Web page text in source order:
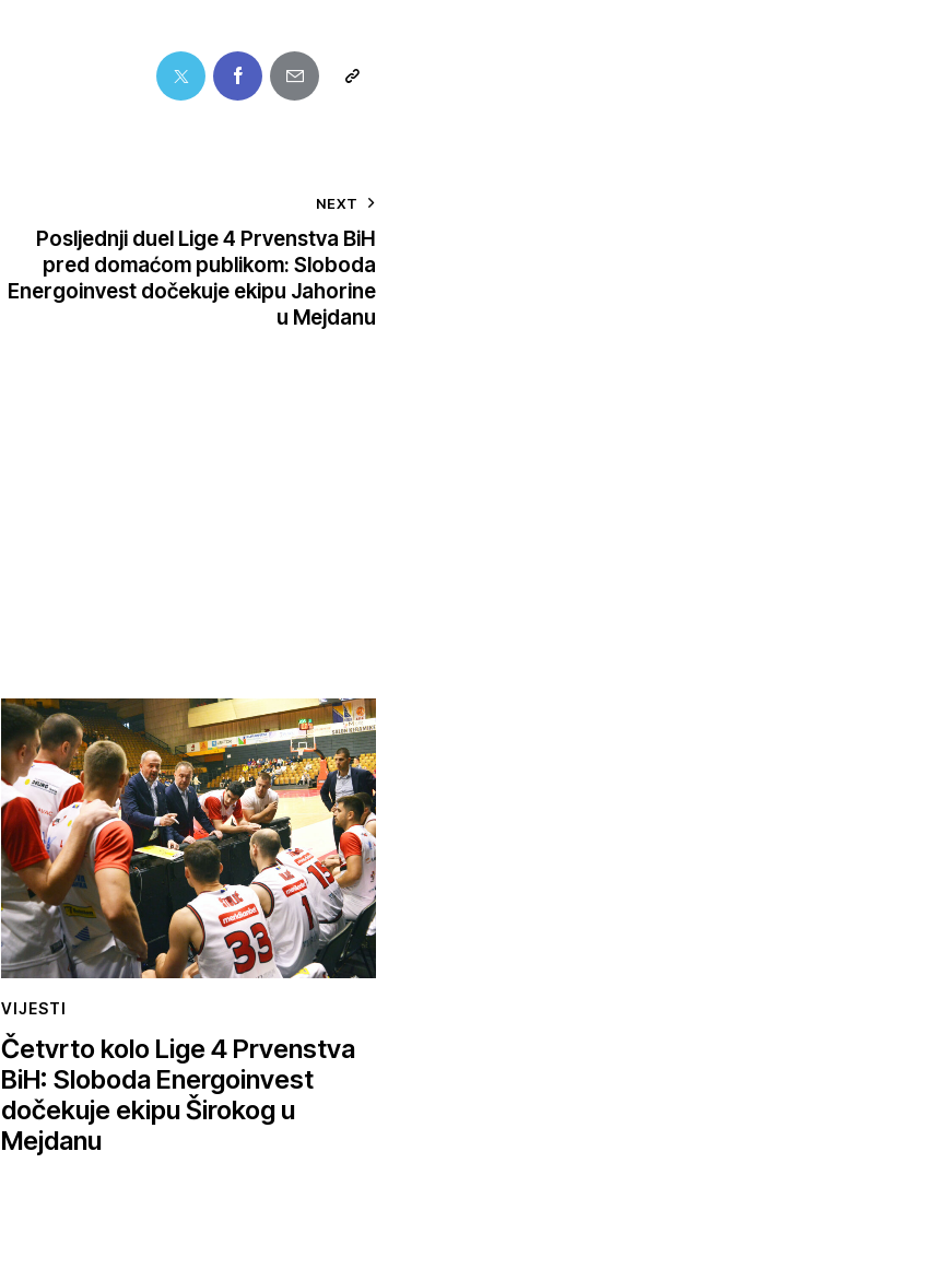
NEXT
Posljednji duel Lige 4 Prvenstva BiH
pred domaćom publikom: Sloboda
Energoinvest dočekuje ekipu Jahorine
u Mejdanu
VIJESTI
Četvrto kolo Lige 4 Prvenstva
BiH: Sloboda Energoinvest
dočekuje ekipu Širokog u
Mejdanu